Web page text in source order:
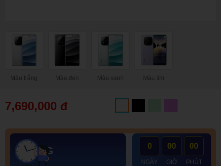
Màu trắng Màu đen Màu xanh Màu tím
7,690,000 đ
KHỦNG 0
NGÀY
00
GIỜ
00
PHÚT